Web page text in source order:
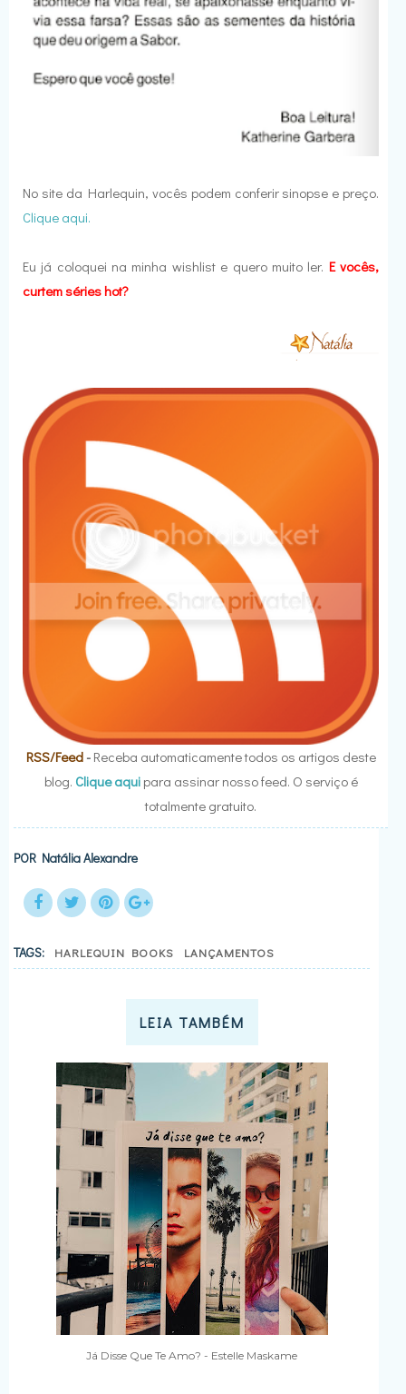
No site da Harlequin, vocês podem conferir sinopse e preço.
Clique aqui.
Eu já coloquei na minha wishlist e quero muito ler. E vocês,
curtem séries hot?
RSS/Feed- Receba automaticamente todos os artigos deste
blog. Clique aquipara assinar nosso feed. O serviço é
totalmente gratuito.
POR Natália Alexandre
TAGS: HARLEQUIN BOOKS LANÇAMENTOS
LEIA TAMBÉM
Já Disse Que Te Amo? - Estelle Maskame